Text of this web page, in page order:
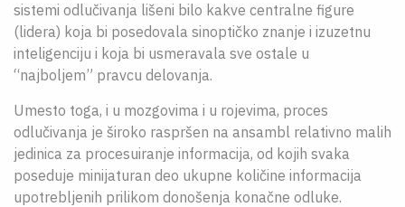
sistemi odlučivanja lišeni bilo kakve centralne figure
(lidera) koja bi posedovala sinoptičko znanje i izuzetnu
inteligenciju i koja bi usmeravala sve ostale u
“najboljem” pravcu delovanja.
Umesto toga, i u mozgovima i u rojevima, proces
odlučivanja je široko raspršen na ansambl relativno malih
jedinica za procesuiranje informacija, od kojih svaka
poseduje minijaturan deo ukupne količine informacija
upotrebljenih prilikom donošenja konačne odluke.